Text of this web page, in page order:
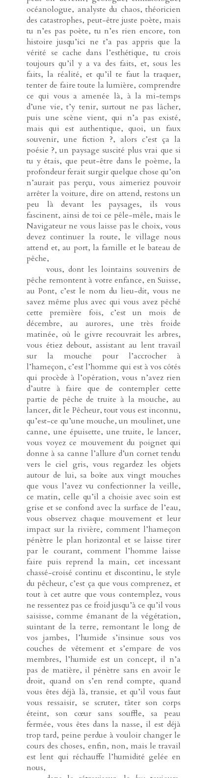
océanologue, analyste du chaos, théoricien
des catastrophes, peut-être juste poète, mais
tu n’es pas poète, tu n’es rien encore, ton
histoire jusqu’ici ne t’a pas appris que la
vérité se cache dans l’esthétique, tu crois
toujours qu’il y a va des faits, et, sous les
faits, la réalité, et qu’il te faut la traquer,
tenter de faire toute la lumière, comprendre
ce qui vous a amenée là, à la mi-temps
d’une vie, t’y tenir, surtout ne pas lâcher,
puis une scène vient, qui n’a pas existé,
mais qui est authentique, quoi, un faux
souvenir, une fiction ?, alors c’est ça la
poésie ?, un paysage suscité plus vrai que si
tu y étais, que peut-être dans le poème, la
profondeur ferait surgir quelque chose qu’on
n’aurait pas perçu, vous aimeriez pouvoir
arrêter la voiture, dire on attend, restons un
peu là devant les paysages, ils vous
fascinent, ainsi de toi ce pêle-mêle, mais le
Navigateur ne vous laisse pas le choix, vous
devez continuer la route, le village nous
attend et, au port, la famille et le bateau de
pêche,
-----vous, dont les lointains souvenirs de
pêche remontent à votre enfance, en Suisse,
au Pont, c’est le nom du lieu-dit, vous ne
savez même plus avec qui vous avez pêché
cette première fois, c’est un mois de
décembre, au aurores, une très froide
matinée, où le givre recouvrait les arbres,
vous étiez debout, assistant au lent travail
sur la mouche pour l’accrocher à
l’hameçon, c’est l’homme qui est à vos côtés
qui procède à l’opération, vous n’avez rien
d’autre à faire que de contempler cette
partie de pêche de truite à la mouche, au
lancer, dit le Pêcheur, tout vous est inconnu,
qu’est-ce qu’une mouche, un moulinet, une
canne, une épuisette, une truite, le lancer,
vous voyez ce mouvement du poignet qui
donne à sa canne l’allure d’un cornet tendu
vers le ciel gris, vous regardez les objets
autour de lui, sa boîte aux vingt mouches
que vous l’avez vu confectionner la veille,
ce matin, celle qu’il a choisie avec soin est
grise et se confond avec la surface de l’eau,
vous observez chaque mouvement et leur
impact sur la rivière, comment l’hameçon
pénètre le plan horizontal et se laisse tirer
par le courant, comment l’homme laisse
faire puis reprend la main, cet incessant
chassé-croisé continu et discontinu, le style
du pêcheur, c’est ça que vous comprenez, et
tout à cet autre que vous contemplez, vous
ne ressentez pas ce froid jusqu’à ce qu’il vous
saisisse, comme émanant de la végétation,
suintant de la terre, remontant le long de
vos jambes, l’humide s’insinue sous vos
couches de vêtement et s’empare de vos
membres, l’humide est un concept, il n’a
pas de matière, il pénètre sans en avoir le
droit, quand on s’en rend compte, quand
vous êtes déjà là, transie, et qu’il vous faut
vous ressaisir, se scruter, tâter son corps
éteint, son cœur sans souffle, sa peau
fermée, vous êtes dans la nasse, il est déjà
trop tard, peine perdue à vouloir changer le
cours des choses, enfin, non, mais le travail
est lent qui réchauffe l’humidité gelée en
nous,